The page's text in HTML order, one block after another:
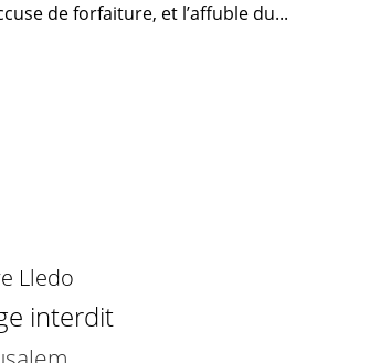
de forfaiture, et l’affuble du...
Lledo
interdit